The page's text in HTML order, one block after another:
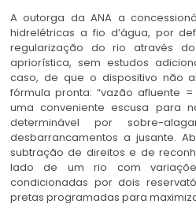
A outorga da ANA a
hidrelétricas a fio d’água, por
regularização do rio através
apriorística, sem estudos
caso, de que o dispositivo não
fórmula pronta: “vazão afluente
uma conveniente escusa para
determinável por sobre-
desbarrancamentos a jusante.
subtração de direitos e de
lado de um rio com
condicionadas por dois
pretas programadas para